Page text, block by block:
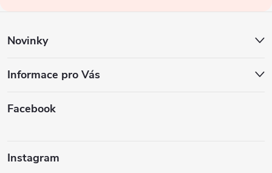
í
Novinky
Informace pro Vás
Facebook
Instagram